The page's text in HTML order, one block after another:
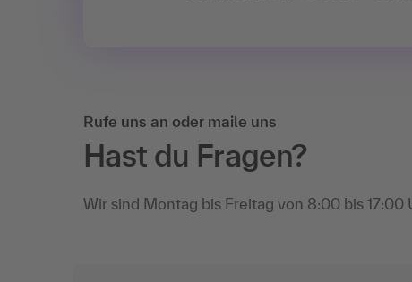
Rufe uns an oder maile uns
Hast du Fragen?
Wir sind Montag bis Freitag von 8:00 bis 17:00